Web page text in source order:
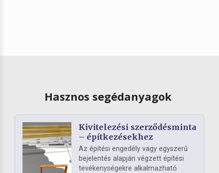
Hasznos segédanyagok
Kivitelezési szerződésminta
– építkezésekhez
Az építési engedély vagy egyszerű
bejelentés alapján végzett építési
tevékenységekre alkalmazható